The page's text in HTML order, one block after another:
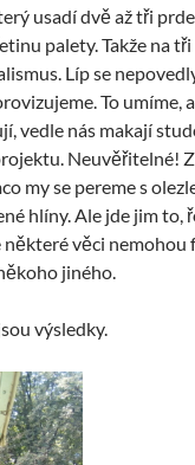
usadí dvě až tři
palety. Takže na
Líp se
To umíme,
vedle nás makají
Neuvěřitelné!
my se pereme s
hlíny. Ale jde jim to,
některé věci nemohou
jiného.
výsledky.